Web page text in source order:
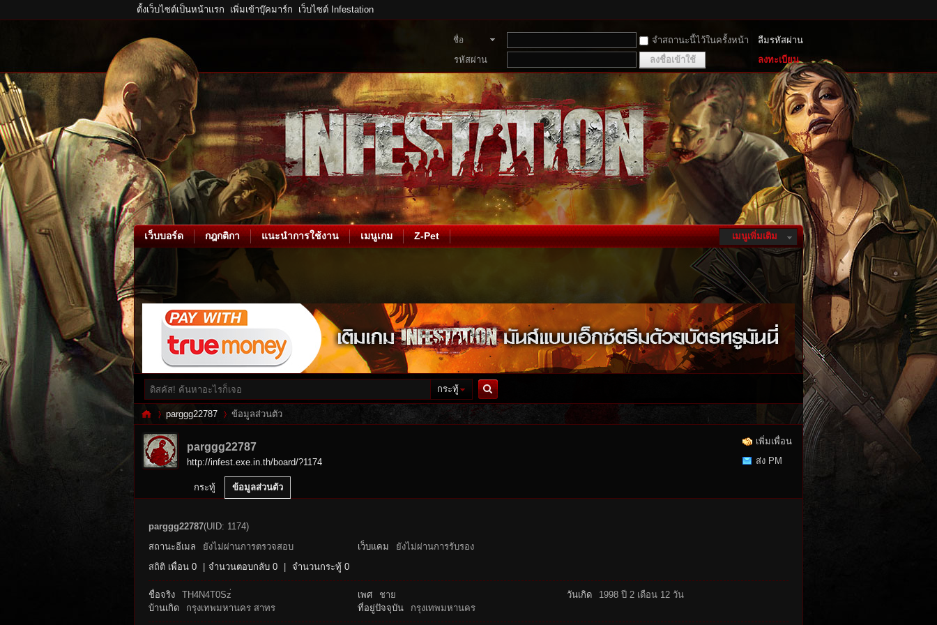
ตั้งเว็บไซต์เป็นหน้าแรก เพิ่มเข้าบุ๊คมาร์ก เว็บไซต์ Infestation
ชื่อ
สมาชิก
จำสถานะนี้ไว้ในครั้งหน้า
ลืมรหัสผ่าน
รหัสผ่าน
ลงชื่อเข้าใช้ ลงทะเบียน
เมนูเพิ่มเติม
เว็บบอร์ด กฎกติกา แนะนำการใช้งาน เมนูเกม Z-Pet
กระทู้
ค้นหา
es
parggg22787 ข้อมูลส่วนตัว
เพิ่มเพื่อน
ส่ง PM
parggg22787
http://infest.exe.in.th/board/?1174
กระทู้ ข้อมูลส่วนตัว
parggg22787(UID: 1174)
สถานะอีเมล
ยังไม่ผ่านการตรวจสอบ เว็บแคม
ยังไม่ผ่านการรับรอง
สถิติ เพื่อน 0 จำนวนตอบกลับ 0 จำนวนกระทู้ 0
ชื่อจริง TH4N4T0Sz่ เพศ ชาย วันเกิด
1998 ปี 2 เดือน 12 วัน
บ้านเกิด
กรุงเทพมหานคร สาทร ที่อยู่ปัจจุบัน กรุงเทพมหานคร